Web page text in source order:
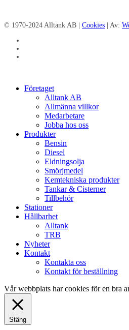
© 1970-2024 Alltank AB | Cookies | Av:
Close
Företaget
Alltank AB
Allmänna villkor
Medarbetare
Jobba hos oss
Produkter
Bensin
Diesel
Eldningsolja
Smörjmedel
Kemtekniska produkter
Tankar & Cisterner
Tillbehör
Stationer
Hållbarhet
Alltank
TRB
Nyheter
Kontakt
Kontakta oss
Kontakt för beställning
Vår webbplats har cookies för en bra
Stäng